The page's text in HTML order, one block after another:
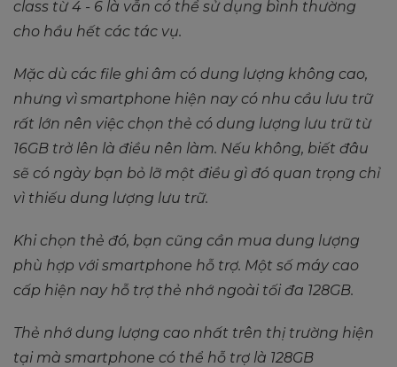
class từ 4 - 6 là vẫn có thể sử dụng bình thường
cho hầu hết các tác vụ.
Mặc dù các file ghi âm có dung lượng không cao,
nhưng vì smartphone hiện nay có nhu cầu lưu trữ
rất lớn nên việc chọn thẻ có dung lượng lưu trữ từ
16GB trở lên là điều nên làm. Nếu không, biết đâu
sẽ có ngày bạn bỏ lỡ một điều gì đó quan trọng chỉ
vì thiếu dung lượng lưu trữ.
Khi chọn thẻ đó, bạn cũng cần mua dung lượng
phù hợp với smartphone hỗ trợ. Một số máy cao
cấp hiện nay hỗ trợ thẻ nhớ ngoài tối đa 128GB.
Thẻ nhớ dung lượng cao nhất trên thị trường hiện
tại mà smartphone có thể hỗ trợ là 128GB